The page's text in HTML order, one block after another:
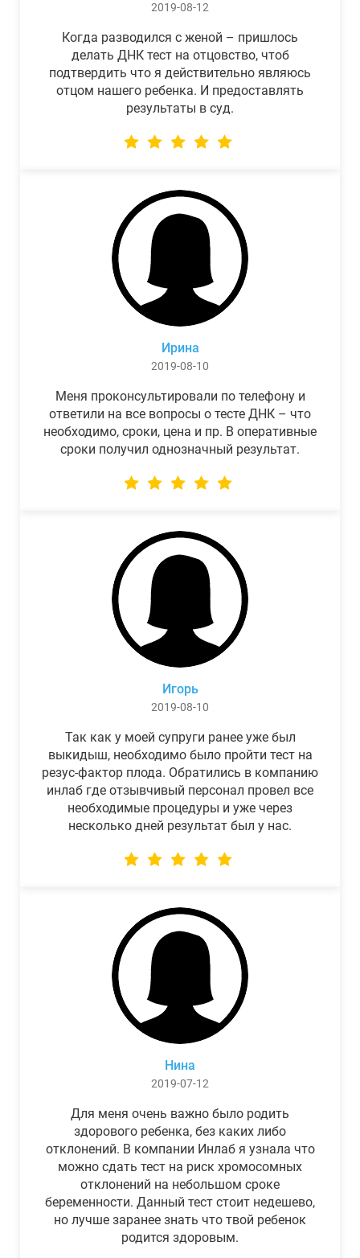
2019-08-12
Когда разводился с женой – пришлось
делать ДНК тест на отцовство, чтоб
подтвердить что я действительно являюсь
отцом нашего ребенка. И предоставлять
результаты в суд.
Ирина
2019-08-10
Меня проконсультировали по телефону и
ответили на все вопросы о тесте ДНК – что
необходимо, сроки, цена и пр. В оперативные
сроки получил однозначный результат.
Игорь
2019-08-10
Так как у моей супруги ранее уже был
выкидыш, необходимо было пройти тест на
резус-фактор плода. Обратились в компанию
инлаб где отзывчивый персонал провел все
необходимые процедуры и уже через
несколько дней результат был у нас.
Нина
2019-07-12
Для меня очень важно было родить
здорового ребенка, без каких либо
отклонений. В компании Инлаб я узнала что
можно сдать тест на риск хромосомных
отклонений на небольшом сроке
беременности. Данный тест стоит недешево,
но лучше заранее знать что твой ребенок
родится здоровым.